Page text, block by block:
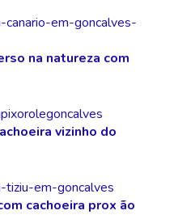
canario-em-goncalves-
na natureza com
vizinho do
tiziu-em-goncalves
cachoeira prox ão